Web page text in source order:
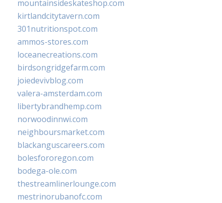
mountainsideskateshop.com
kirtlandcitytavern.com
301nutritionspot.com
ammos-stores.com
loceanecreations.com
birdsongridgefarm.com
joiedevivblog.com
valera-amsterdam.com
libertybrandhemp.com
norwoodinnwi.com
neighboursmarket.com
blackanguscareers.com
bolesfororegon.com
bodega-ole.com
thestreamlinerlounge.com
mestrinorubanofc.com